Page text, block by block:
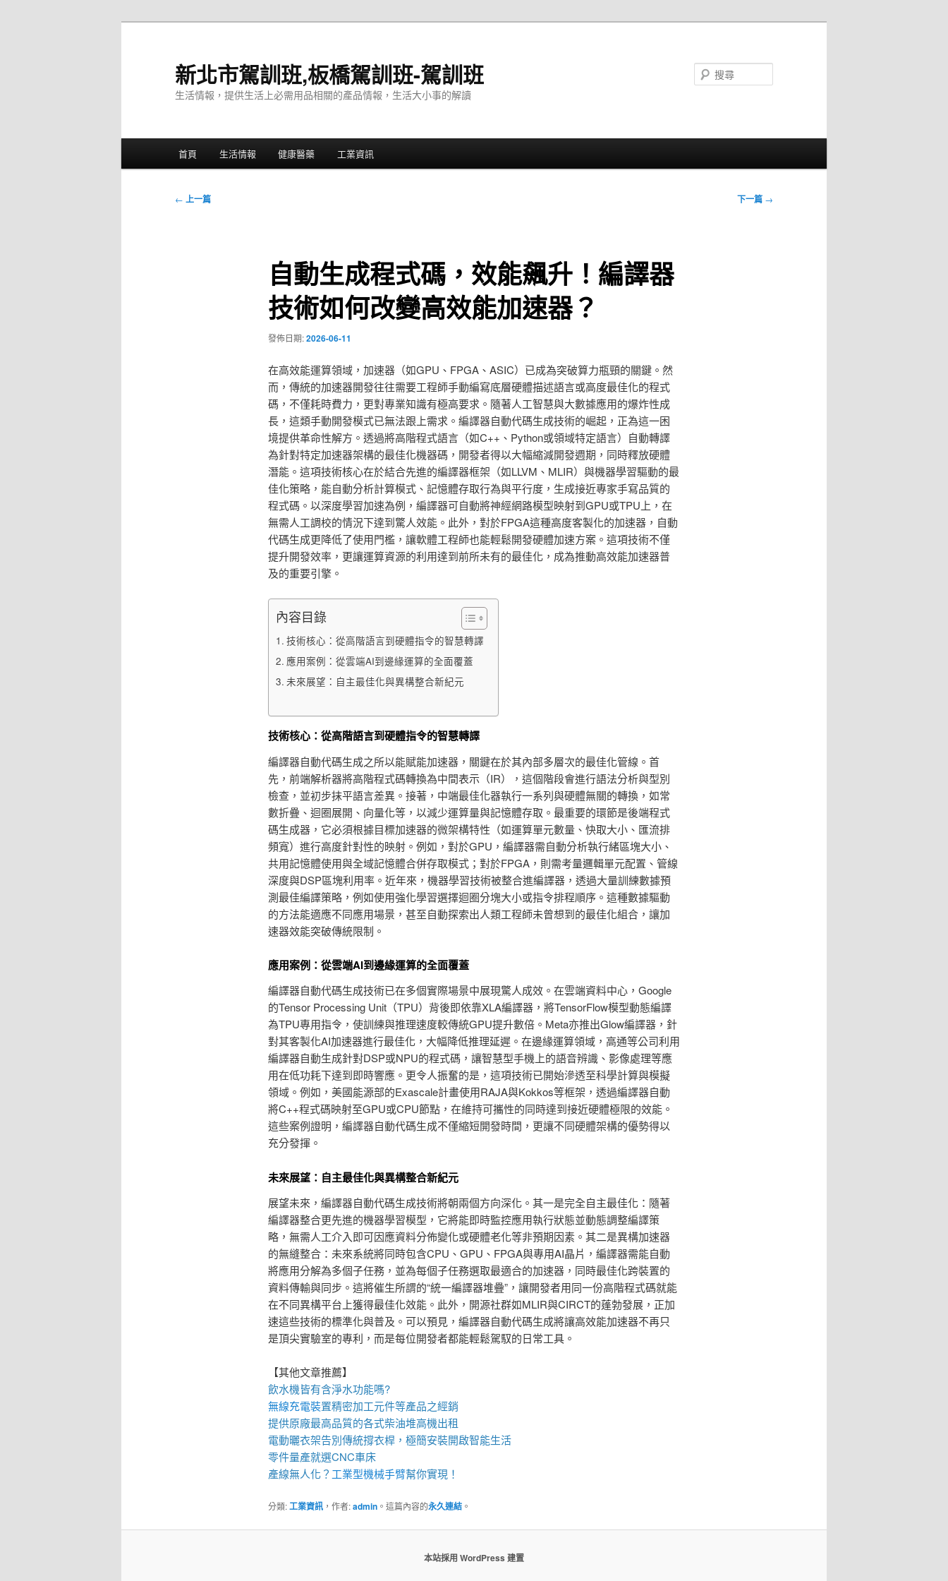
新北市駕訓班,板橋駕訓班-駕訓班
生活情報，提供生活上必需用品相關的產品情報，生活大小事的解讀
首頁 生活情報 健康醫藥 工業資訊
文
← 上一篇 下一篇 →
自動生成程式碼，效能飆升！編譯器
技術如何改變高效能加速器？
發佈日期:2026-06-11
在高效能運算領域，加速器（如GPU、FPGA、ASIC）已成為突破算力瓶頸的關鍵。然
而，傳統的加速器開發往往需要工程師手動編寫底層硬體描述語言或高度最佳化的程式
碼，不僅耗時費力，更對專業知識有極高要求。隨著人工智慧與大數據應用的爆炸性成
長，這類手動開發模式已無法跟上需求。編譯器自動代碼生成技術的崛起，正為這一困
境提供革命性解方。透過將高階程式語言（如C++、Python或領域特定語言）自動轉譯
為針對特定加速器架構的最佳化機器碼，開發者得以大幅縮減開發週期，同時釋放硬體
潛能。這項技術核心在於結合先進的編譯器框架（如LLVM、MLIR）與機器學習驅動的最
佳化策略，能自動分析計算模式、記憶體存取行為與平行度，生成接近專家手寫品質的
程式碼。以深度學習加速為例，編譯器可自動將神經網路模型映射到GPU或TPU上，在
無需人工調校的情況下達到驚人效能。此外，對於FPGA這種高度客製化的加速器，自動
代碼生成更降低了使用門檻，讓軟體工程師也能輕鬆開發硬體加速方案。這項技術不僅
提升開發效率，更讓運算資源的利用達到前所未有的最佳化，成為推動高效能加速器普
及的重要引擎。
內容目錄
技術核心：從高階語言到硬體指令的智慧轉譯
應用案例：從雲端AI到邊緣運算的全面覆蓋
未來展望：自主最佳化與異構整合新紀元
技術核心：從高階語言到硬體指令的智慧轉譯
編譯器自動代碼生成之所以能賦能加速器，關鍵在於其內部多層次的最佳化管線。首
先，前端解析器將高階程式碼轉換為中間表示（IR），這個階段會進行語法分析與型別
檢查，並初步抹平語言差異。接著，中端最佳化器執行一系列與硬體無關的轉換，如常
數折疊、迴圈展開、向量化等，以減少運算量與記憶體存取。最重要的環節是後端程式
碼生成器，它必須根據目標加速器的微架構特性（如運算單元數量、快取大小、匯流排
頻寬）進行高度針對性的映射。例如，對於GPU，編譯器需自動分析執行緒區塊大小、
共用記憶體使用與全域記憶體合併存取模式；對於FPGA，則需考量邏輯單元配置、管線
深度與DSP區塊利用率。近年來，機器學習技術被整合進編譯器，透過大量訓練數據預
測最佳編譯策略，例如使用強化學習選擇迴圈分塊大小或指令排程順序。這種數據驅動
的方法能適應不同應用場景，甚至自動探索出人類工程師未曾想到的最佳化組合，讓加
速器效能突破傳統限制。
應用案例：從雲端AI到邊緣運算的全面覆蓋
編譯器自動代碼生成技術已在多個實際場景中展現驚人成效。在雲端資料中心，Google
的Tensor Processing Unit（TPU）背後即依靠XLA編譯器，將TensorFlow模型動態編譯
為TPU專用指令，使訓練與推理速度較傳統GPU提升數倍。Meta亦推出Glow編譯器，針
對其客製化AI加速器進行最佳化，大幅降低推理延遲。在邊緣運算領域，高通等公司利用
編譯器自動生成針對DSP或NPU的程式碼，讓智慧型手機上的語音辨識、影像處理等應
用在低功耗下達到即時響應。更令人振奮的是，這項技術已開始滲透至科學計算與模擬
領域。例如，美國能源部的Exascale計畫使用RAJA與Kokkos等框架，透過編譯器自動
將C++程式碼映射至GPU或CPU節點，在維持可攜性的同時達到接近硬體極限的效能。
這些案例證明，編譯器自動代碼生成不僅縮短開發時間，更讓不同硬體架構的優勢得以
充分發揮。
未來展望：自主最佳化與異構整合新紀元
展望未來，編譯器自動代碼生成技術將朝兩個方向深化。其一是完全自主最佳化：隨著
編譯器整合更先進的機器學習模型，它將能即時監控應用執行狀態並動態調整編譯策
略，無需人工介入即可因應資料分佈變化或硬體老化等非預期因素。其二是異構加速器
的無縫整合：未來系統將同時包含CPU、GPU、FPGA與專用AI晶片，編譯器需能自動
將應用分解為多個子任務，並為每個子任務選取最適合的加速器，同時最佳化跨裝置的
資料傳輸與同步。這將催生所謂的“統一編譯器堆疊”，讓開發者用同一份高階程式碼就能
在不同異構平台上獲得最佳化效能。此外，開源社群如MLIR與CIRCT的蓬勃發展，正加
速這些技術的標準化與普及。可以預見，編譯器自動代碼生成將讓高效能加速器不再只
是頂尖實驗室的專利，而是每位開發者都能輕鬆駕馭的日常工具。
【其他文章推薦】
飲水機皆有含淨水功能嗎?
無線充電裝置精密加工元件等產品之經銷
提供原廠最高品質的各式柴油堆高機出租
電動曬衣架告別傳統撐衣桿，極簡安裝開啟智能生活
零件量產就選CNC車床
產線無人化？ 工業型機械手臂幫你實現！
分類:工業資訊，作者:admin。這篇內容的永久連結。
本站採用 WordPress 建置